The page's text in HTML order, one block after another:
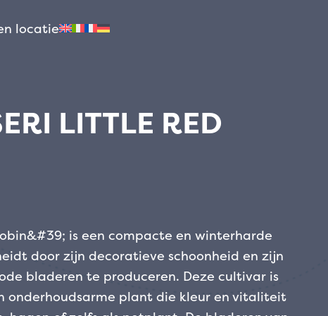
locatie
LITTLE RED
is een compacte en winterharde
door zijn decoratieve schoonheid en zijn
bladeren te produceren. Deze cultivar is
onderhoudsarme plant die kleur en vitaliteit